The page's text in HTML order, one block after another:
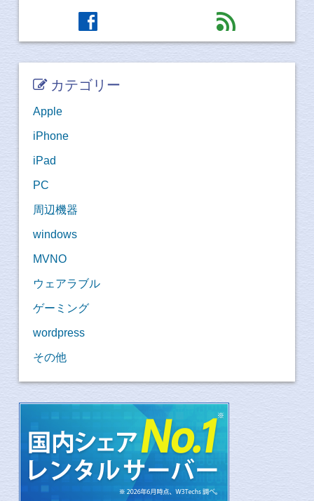
facebook feed
カテゴリー
Apple
iPhone
iPad
PC
周辺機器
windows
MVNO
ウェアラブル
ゲーミング
wordpress
その他